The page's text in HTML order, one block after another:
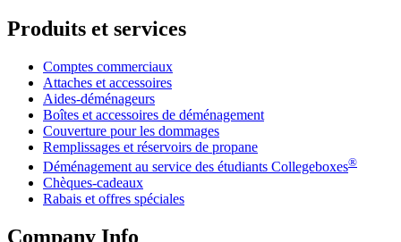
Produits et services
Comptes commerciaux
Attaches et accessoires
Aides-déménageurs
Boîtes et accessoires de déménagement
Couverture pour les dommages
Remplissages et réservoirs de propane
Déménagement au service des étudiants Collegeboxes®
Chèques-cadeaux
Rabais et offres spéciales
Company Info